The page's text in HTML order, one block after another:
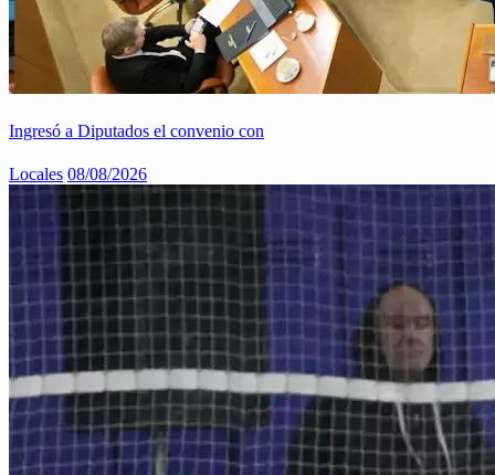
Ingresó a Diputados el convenio con
Locales 08/08/2026